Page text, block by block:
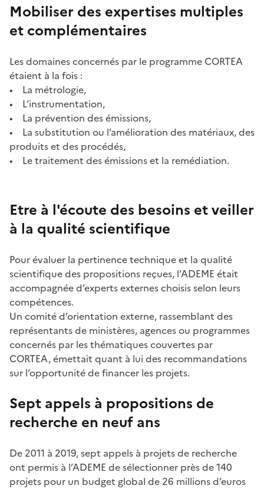
Mobiliser des expertises multiples
et complémentaires
Les domaines concernés par le programme CORTEA
étaient à la fois :
• La métrologie,
• L’instrumentation,
• La prévention des émissions,
• La substitution ou l’amélioration des matériaux, des
produits et des procédés,
• Le traitement des émissions et la remédiation.
Etre à l'écoute des besoins et veiller
à la qualité scientifique
Pour évaluer la pertinence technique et la qualité
scientifique des propositions reçues, l’ADEME était
accompagnée d’experts externes choisis selon leurs
compétences.
Un comité d’orientation externe, rassemblant des
représentants de ministères, agences ou programmes
concernés par les thématiques couvertes par
CORTEA, émettait quant à lui des recommandations
sur l’opportunité de financer les projets.
Sept appels à propositions de
recherche en neuf ans
De 2011 à 2019, sept appels à projets de recherche
ont permis à l’ADEME de sélectionner près de 140
projets pour un budget global de 26 millions d’euros